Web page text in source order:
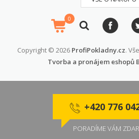
0
Copyright © 2026 ProfiPokladny.cz.
Tvorba a pronájem eshopů
+420 776
PORADÍME VÁM